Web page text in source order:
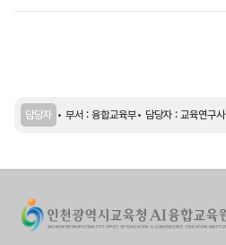
담당자 부서 : 융합교육부 담당자 : 교육연구사